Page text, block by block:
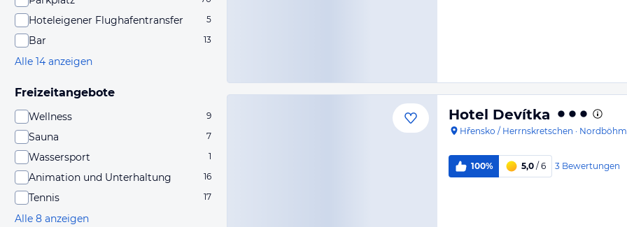
Hoteleigener Flughafentransfer 5
Bar 13
Alle 14 anzeigen
Freizeitangebote
Wellness 9
Sauna 7
Wassersport 1
Animation und Unterhaltung 16
Tennis 17
Alle 8 anzeigen
Hotel Devítka
Hřensko / Herrnskretschen ·
100% 5,0 / 6 3 Bewertungen